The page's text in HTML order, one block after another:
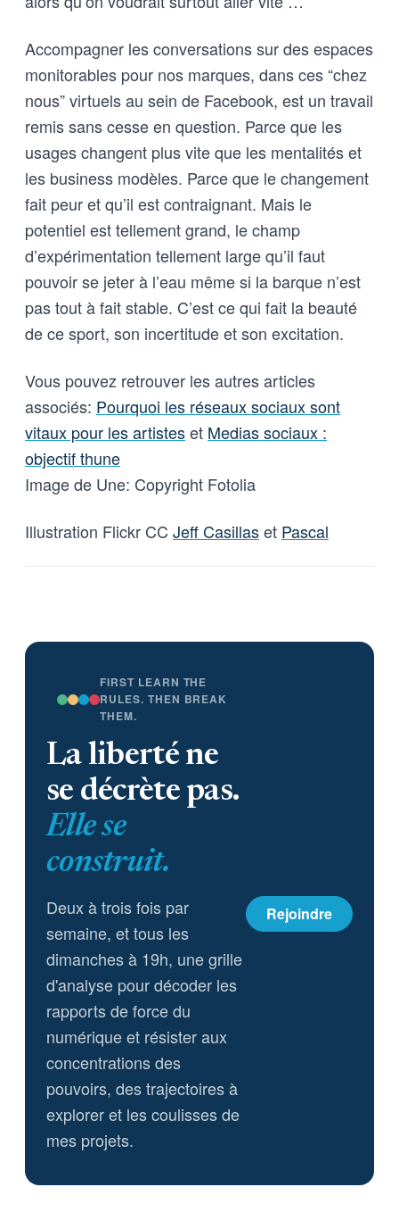
Accompagner les conversations sur des espaces
monitorables pour nos marques, dans ces “chez
nous” virtuels au sein de Facebook, est un travail
remis sans cesse en question. Parce que les
usages changent plus vite que les mentalités et
les business modèles. Parce que le changement
fait peur et qu’il est contraignant. Mais le
potentiel est tellement grand, le champ
d’expérimentation tellement large qu’il faut
pouvoir se jeter à l’eau même si la barque n’est
pas tout à fait stable. C’est ce qui fait la beauté
de ce sport, son incertitude et son excitation.
Vous pouvez retrouver les autres articles
associés: Pourquoi les réseaux sociaux sont
vitaux pour les artisteset Medias sociaux :
objectif thune
Image de Une: Copyright Fotolia
Illustration Flickr CC Jeff Casillaset Pascal
FIRST LEARN THE
RULES. THEN BREAK
THEM.
La liberté ne
se décrète pas.
Elle se
construit.
Deux à trois fois par
semaine, et tous les
dimanches à 19h, une grille
d'analyse pour décoder les
rapports de force du
numérique et résister aux
concentrations des
pouvoirs, des trajectoires à
explorer et les coulisses de
mes projets.
Rejoindre